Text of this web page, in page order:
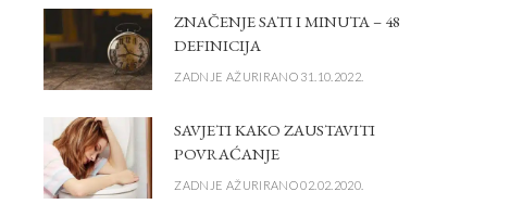
ZNAČENJE SATI I MINUTA – 48
DEFINICIJA
ZADNJE AŽURIRANO 31.10.2022.
SAVJETI KAKO ZAUSTAVITI
POVRAĆANJE
ZADNJE AŽURIRANO 02.02.2020.